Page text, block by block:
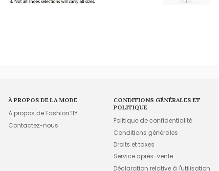
À PROPOS DE LA MODE
À propos de FashionTIY
Contactez-nous
CONDITIONS GÉNÉRALES ET
POLITIQUE
Politique de confidentialité
Conditions générales
Droits et taxes
Service après-vente
Déclaration relative à l'utilisation